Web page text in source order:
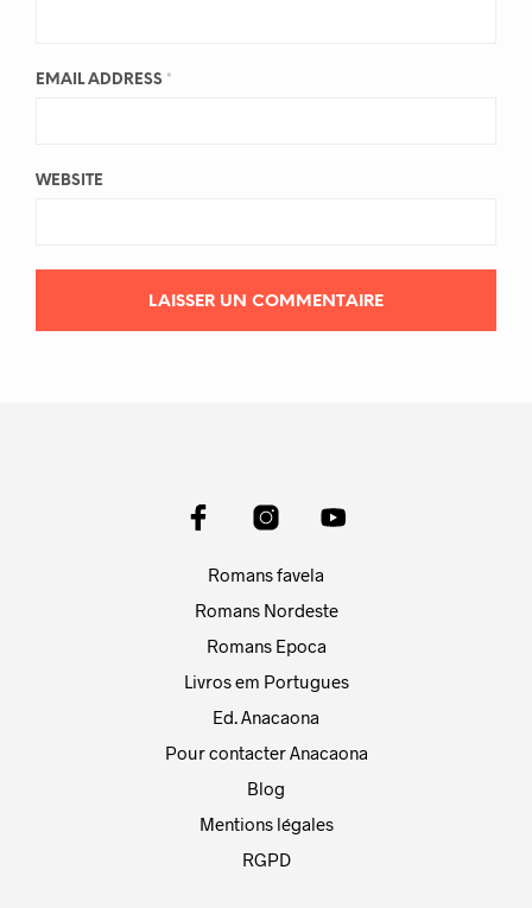
EMAIL ADDRESS *
WEBSITE
Romans favela
Romans Nordeste
Romans Epoca
Livros em Portugues
Ed. Anacaona
Pour contacter Anacaona
Blog
Mentions légales
RGPD